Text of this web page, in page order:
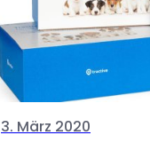
3. März 2020